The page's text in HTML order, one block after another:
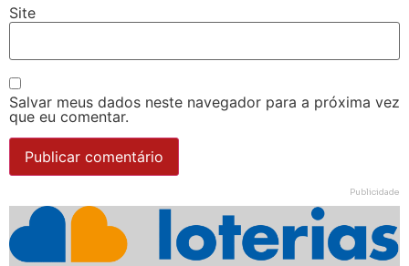
Site
Salvar meus dados neste navegador para a próxima vez
que eu comentar.
Publicidade